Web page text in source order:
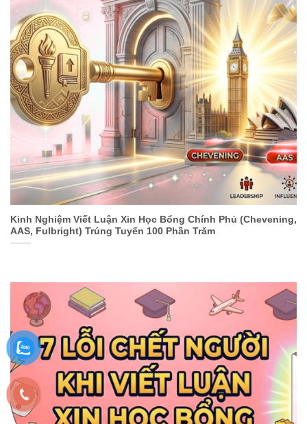
Kinh Nghiệm Viết Luận Xin Học Bổng Chính Phủ (Chevening,
AAS, Fulbright) Trúng Tuyển 100 Phần Trăm